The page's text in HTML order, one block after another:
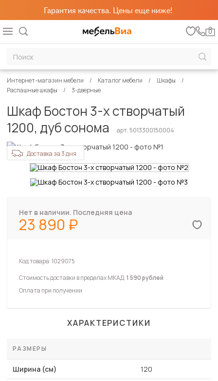
Гарантия качества. Цены еще ниже!
0
Интернет-магазин мебели Каталог мебели
Шкафы
Распашные шкафы
3-дверные
Шкаф Бостон 3-х створчатый
1200, дуб сонома
арт. 5013300150004
Доставка за 3 дня
Нет в наличии. Последняя цена
23 890
Код товара:1029075
Стоимость доставки в пределах МКАД:1 590 рублей
Оплата при получении
ХАРАКТЕРИСТИКИ
РАЗМЕРЫ
Ширина (см) 120